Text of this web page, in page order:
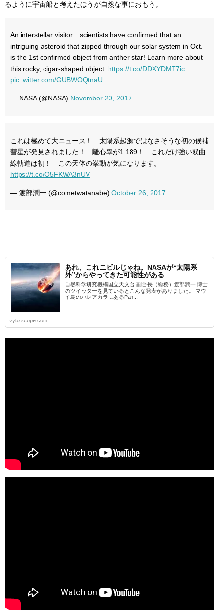
るように宇宙船と考えたほうが自然な事におもう。
An interstellar visitor…scientists have confirmed that an
intriguing asteroid that zipped through our solar system in Oct.
is the 1st confirmed object from anther star! Learn more about
this rocky, cigar-shaped object: https://t.co/DDXYDMT7ic
pic.twitter.com/GUBWOQtnaU
— NASA (@NASA) November 20, 2017
これは極めて大ニュース！ 太陽系起源ではなさそうな初の候補
彗星が発見されました！ 離心率が1.189！ これだけ強い双曲
線軌道は初！ この天体の挙動が気になります。
https://t.co/O5FKWA3nUV
— 渡部潤一 (@cometwatanabe) October 26, 2017
あれ、これニビルじゃね。NASAが“太陽系
外”からやってきた可能性がある
自然科学研究機構国立天文台 副台長（総務）渡部潤一 博士
のツイッターを見ているとこんな発表がありました。 マウ
イ島のハレアカラにあるPan...
vybzscope.com